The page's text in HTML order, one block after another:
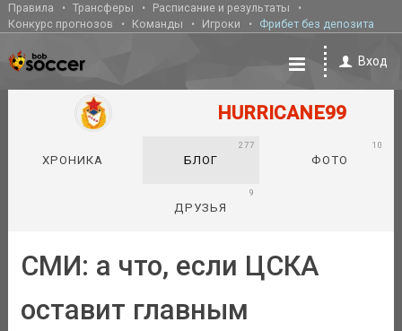
Правила Трансферы
Расписание и результаты
Конкурс прогнозов
Команды Игроки Фрибет без депозита
Вход
HURRICANE99
ХРОНИКА БЛОГ
277
ФОТО
10
ДРУЗЬЯ
9
СМИ: а что, если ЦСКА
оставит главным